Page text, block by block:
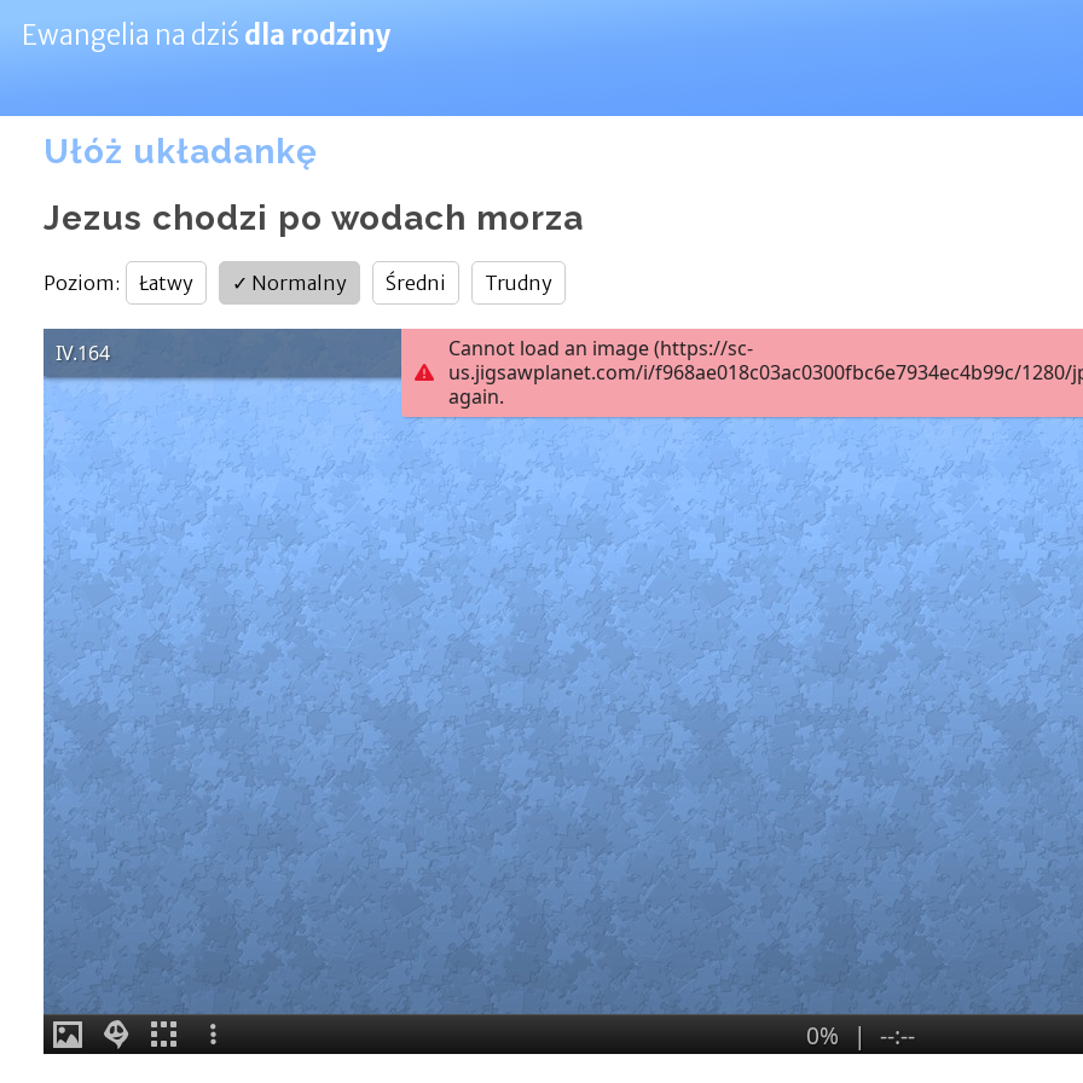
Ewangelia na dziś dla rodziny
Ułóż układankę
Jezus chodzi po wodach morza
Poziom: Łatwy ✓ Normalny Średni Trudny